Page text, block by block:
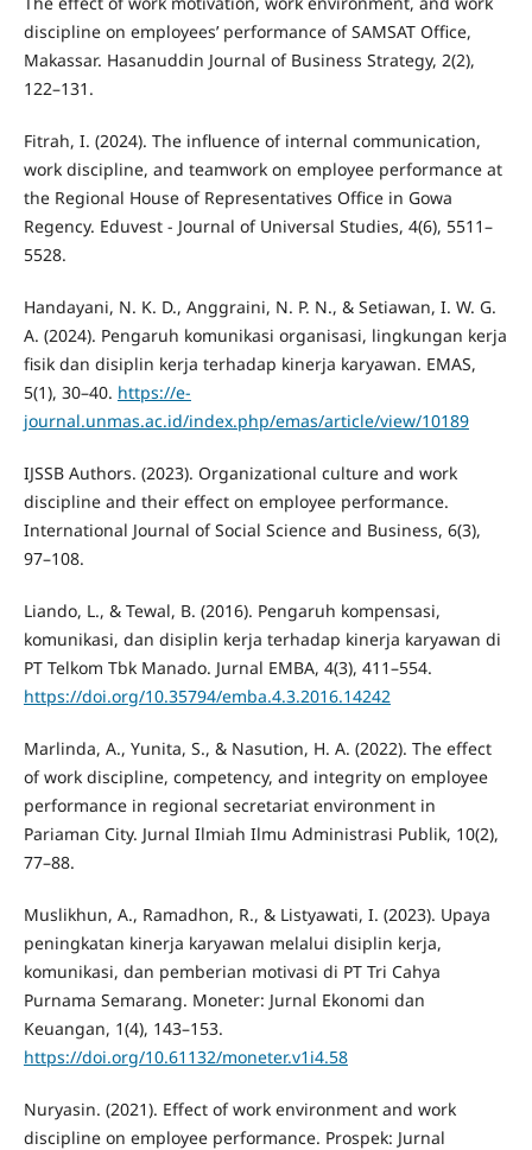
discipline on employees’ performance of SAMSAT Office,
Makassar. Hasanuddin Journal of Business Strategy, 2(2),
122–131.
Fitrah, I. (2024). The influence of internal communication,
work discipline, and teamwork on employee performance at
the Regional House of Representatives Office in Gowa
Regency. Eduvest - Journal of Universal Studies, 4(6), 5511–
5528.
Handayani, N. K. D., Anggraini, N. P. N., & Setiawan, I. W. G.
A. (2024). Pengaruh komunikasi organisasi, lingkungan kerja
fisik dan disiplin kerja terhadap kinerja karyawan. EMAS,
5(1), 30–40. https://e-
journal.unmas.ac.id/index.php/emas/article/view/10189
IJSSB Authors. (2023). Organizational culture and work
discipline and their effect on employee performance.
International Journal of Social Science and Business, 6(3),
97–108.
Liando, L., & Tewal, B. (2016). Pengaruh kompensasi,
komunikasi, dan disiplin kerja terhadap kinerja karyawan di
PT Telkom Tbk Manado. Jurnal EMBA, 4(3), 411–554.
https://doi.org/10.35794/emba.4.3.2016.14242
Marlinda, A., Yunita, S., & Nasution, H. A. (2022). The effect
of work discipline, competency, and integrity on employee
performance in regional secretariat environment in
Pariaman City. Jurnal Ilmiah Ilmu Administrasi Publik, 10(2),
77–88.
Muslikhun, A., Ramadhon, R., & Listyawati, I. (2023). Upaya
peningkatan kinerja karyawan melalui disiplin kerja,
komunikasi, dan pemberian motivasi di PT Tri Cahya
Purnama Semarang. Moneter: Jurnal Ekonomi dan
Keuangan, 1(4), 143–153.
https://doi.org/10.61132/moneter.v1i4.58
Nuryasin. (2021). Effect of work environment and work
discipline on employee performance. Prospek: Jurnal